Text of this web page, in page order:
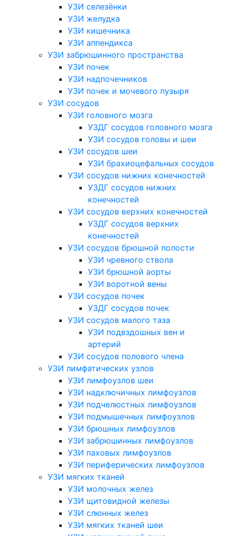
УЗИ селезёнки
УЗИ желудка
УЗИ кишечника
УЗИ аппендикса
УЗИ забрюшинного пространства
УЗИ почек
УЗИ надпочечников
УЗИ почек и мочевого пузыря
УЗИ сосудов
УЗИ головного мозга
УЗДГ сосудов головного мозга
УЗИ сосудов головы и шеи
УЗИ сосудов шеи
УЗИ брахиоцефальных сосудов
УЗИ сосудов нижних конечностей
УЗДГ сосудов нижних
конечностей
УЗИ сосудов верхних конечностей
УЗДГ сосудов верхних
конечностей
УЗИ сосудов брюшной полости
УЗИ чревного ствола
УЗИ брюшной аорты
УЗИ воротной вены
УЗИ сосудов почек
УЗДГ сосудов почек
УЗИ сосудов малого таза
УЗИ подвздошных вен и
артерий
УЗИ сосудов полового члена
УЗИ лимфатических узлов
УЗИ лимфоузлов шеи
УЗИ надключичных лимфоузлов
УЗИ подчелюстных лимфоузлов
УЗИ подмышечных лимфоузлов
УЗИ брюшных лимфоузлов
УЗИ забрюшинных лимфоузлов
УЗИ паховых лимфоузлов
УЗИ периферических лимфоузлов
УЗИ мягких тканей
УЗИ молочных желез
УЗИ щитовидной железы
УЗИ слюнных желез
УЗИ мягких тканей шеи